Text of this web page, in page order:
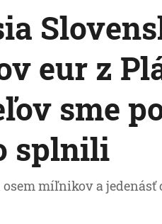
eur z
sme
splnili
míľnikov a jedenásť